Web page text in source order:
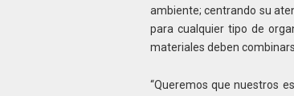
ambiente; centrando su
para cualquier tipo de
materiales deben
“Queremos que nuestros